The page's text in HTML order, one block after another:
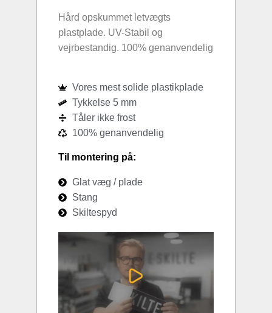
Hård opskummet letvægts
plastplade. UV-Stabil og
vejrbestandig. 100% genanvendelig
Vores mest solide plastikplade
Tykkelse 5 mm
Tåler ikke frost
100% genanvendelig
Til montering på:
Glat væg / plade
Stang
Skiltespyd